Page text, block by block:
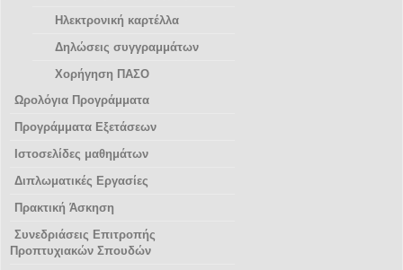
Ηλεκτρονική καρτέλλα
Δηλώσεις συγγραμμάτων
Χορήγηση ΠΑΣΟ
Ωρολόγια Προγράμματα
Προγράμματα Εξετάσεων
Ιστοσελίδες μαθημάτων
Διπλωματικές Εργασίες
Πρακτική Άσκηση
Συνεδριάσεις Επιτροπής
Προπτυχιακών Σπουδών